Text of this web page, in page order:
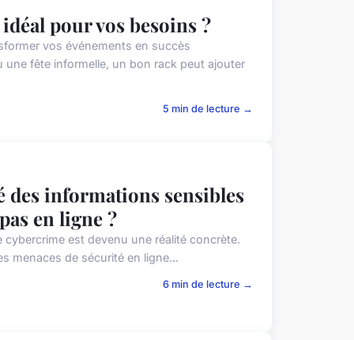
pour vos besoins ?
vos événements en succès
fête informelle, un bon rack peut ajouter
5 min de lecture →
des informations sensibles
en ligne ?
est devenu une réalité concrète.
menaces de sécurité en ligne...
6 min de lecture →